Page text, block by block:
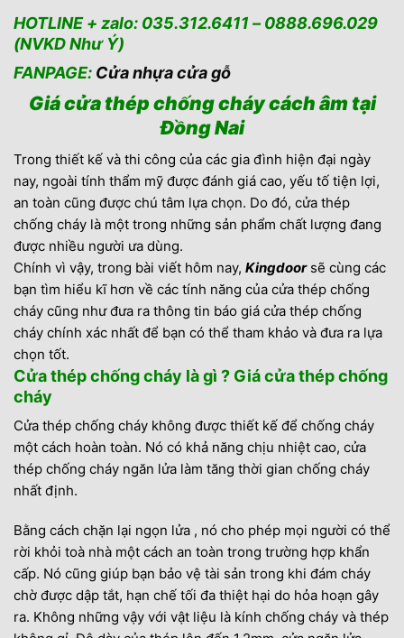
7. Thông tin liên hệ mua cửa – Giá cửa thép
chống cháy
HOTLINE + zalo: 035.312.6411 – 0888.696.029
(NVKD Như Ý)
FANPAGE: Cửa nhựa cửa gỗ
Giá cửa thép chống cháy cách âm tại
Đồng Nai
Trong thiết kế và thi công của các gia đình hiện đại ngày
nay, ngoài tính thẩm mỹ được đánh giá cao, yếu tố tiện lợi,
an toàn cũng được chú tâm lựa chọn. Do đó, cửa thép
chống cháy là một trong những sản phẩm chất lượng đang
được nhiều người ưa dùng.
Chính vì vậy, trong bài viết hôm nay, Kingdoorsẽ cùng các
bạn tìm hiểu kĩ hơn về các tính năng của cửa thép chống
cháy cũng như đưa ra thông tin báo giá cửa thép chống
cháy chính xác nhất để bạn có thể tham khảo và đưa ra lựa
chọn tốt.
Cửa thép chống cháy là gì ? Giá cửa thép chống
cháy
Cửa thép chống cháy không được thiết kế để chống cháy
một cách hoàn toàn. Nó có khả năng chịu nhiệt cao, cửa
thép chống cháy ngăn lửa làm tăng thời gian chống cháy
nhất định.
Bằng cách chặn lại ngọn lửa , nó cho phép mọi người có thể
rời khỏi toà nhà một cách an toàn trong trường hợp khẩn
cấp. Nó cũng giúp bạn bảo vệ tài sản trong khi đám cháy
chờ được dập tắt, hạn chế tối đa thiệt hại do hỏa hoạn gây
ra. Không những vậy với vật liệu là kính chống cháy và thép